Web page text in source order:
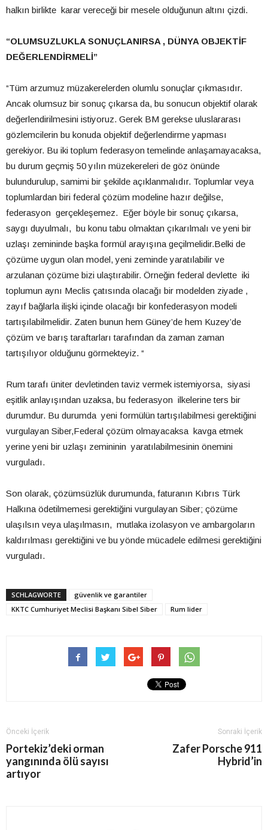
halkın birlikte karar vereceği bir mesele olduğunun altını çizdi.
“OLUMSUZLUKLA SONUÇLANIRSA , DÜNYA OBJEKTİF
DEĞERLENDİRMELİ”
“Tüm arzumuz müzakerelerden olumlu sonuçlar çıkmasıdır.
Ancak olumsuz bir sonuç çıkarsa da, bu sonucun objektif olarak
değerlendirilmesini istiyoruz. Gerek BM gerekse uluslararası
gözlemcilerin bu konuda objektif değerlendirme yapması
gerekiyor. Bu iki toplum federasyon temelinde anlaşamayacaksa,
bu durum geçmiş 50 yılın müzekereleri de göz önünde
bulundurulup, samimi bir şekilde açıklanmalıdır. Toplumlar veya
toplumlardan biri federal çözüm modeline hazır değilse,
federasyon gerçekleşemez. Eğer böyle bir sonuç çıkarsa,
saygı duyulmalı, bu konu tabu olmaktan çıkarılmalı ve yeni bir
uzlaşı zemininde başka formül arayışına geçilmelidir.Belki de
çözüme uygun olan model, yeni zeminde yaratılabilir ve
arzulanan çözüme bizi ulaştırabilir. Örneğin federal devlette iki
toplumun aynı Meclis çatısında olacağı bir modelden ziyade ,
zayıf bağlarla ilişki içinde olacağı bir konfederasyon modeli
tartışılabilmelidir. Zaten bunun hem Güney’de hem Kuzey’de
çözüm ve barış taraftarları tarafından da zaman zaman
tartışılıyor olduğunu görmekteyiz. “
Rum tarafı üniter devletinden taviz vermek istemiyorsa, siyasi
eşitlik anlayışından uzaksa, bu federasyon ilkelerine ters bir
durumdur. Bu durumda yeni formülün tartışılabilmesi gerektiğini
vurgulayan Siber,Federal çözüm olmayacaksa kavga etmek
yerine yeni bir uzlaşı zemininin yaratılabilmesinin önemini
vurguladı.
Son olarak, çözümsüzlük durumunda, faturanın Kıbrıs Türk
Halkına ödetilmemesi gerektiğini vurgulayan Siber; çözüme
ulaşılsın veya ulaşılmasın, mutlaka izolasyon ve ambargoların
kaldırılması gerektiğini ve bu yönde mücadele edilmesi gerektiğini
vurguladı.
SCHLAGWORTE
güvenlik ve garantiler
KKTC Cumhuriyet Meclisi Başkanı Sibel Siber
Rum lider
Önceki İçerik
Portekiz’deki orman
yangınında ölü sayısı
artıyor
Sonraki İçerik
Zafer Porsche 911
Hybrid’in